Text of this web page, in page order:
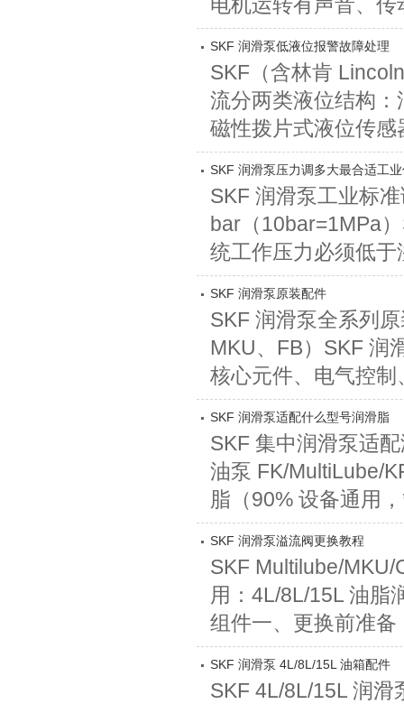
SKF 润滑泵低液位报警故障处理
SKF（含林肯
流分两类液位结构
磁性拨片式液位传感
SKF 润滑泵压力调多大最合适工
SKF 润滑泵工业标
bar（10bar=1MPa
统工作压力必须低
SKF 润滑泵原装配件
SKF 润滑泵全系列
MKU、FB）SKF 润
核心元件、电气控
SKF 润滑泵适配什么型号润滑脂
SKF 集中润滑泵适
油泵 FK/MultiLube/
脂（90% 设备通用
SKF 润滑泵溢流阀更换教程
SKF Multilube/
用：4L/8L/15L 油脂
组件一、更换前准
SKF 润滑泵 4L/8L/15L 油箱配件
SKF 4L/8L/15L 润滑